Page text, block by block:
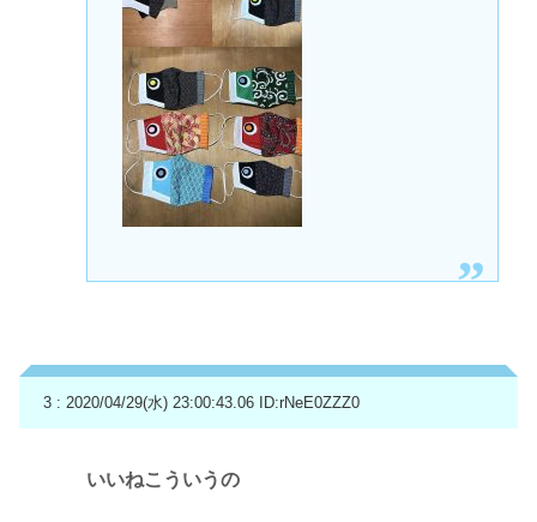
3 : 2020/04/29(水) 23:00:43.06 ID:rNeE0ZZZ0
いいねこういうの